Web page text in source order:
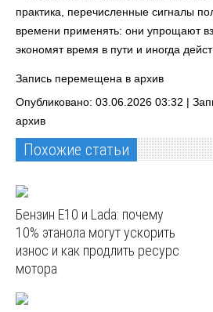
практика, перечисленные сигналы
времени применять: они упрощают
экономят время в пути и иногда
Запись перемещена в архив
Опубликовано: 03.06.2026 03:32 |
архив
Похожие статьи
Бензин E10 и Lada: почему
10% этанола могут ускорить
износ и как продлить ресурс
мотора